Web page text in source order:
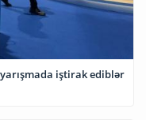
iştirak ediblər